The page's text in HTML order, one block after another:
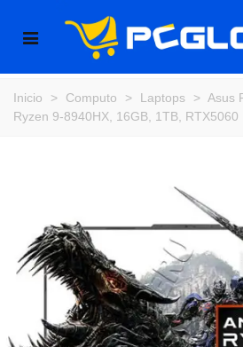
Inicio > Computo > Laptops > Asus
Ryzen 9-8940HX, 16GB, 1TB, RTX5060